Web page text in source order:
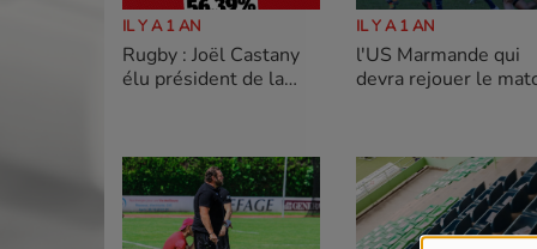
IL Y A 1 AN
Rugby : Joël Castany
élu président de la
de 4 ans
IL Y A 1 AN
l'US Marmande qui
devra rejouer le